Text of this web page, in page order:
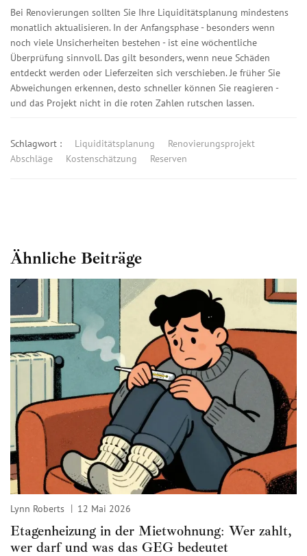
Bei Renovierungen sollten Sie Ihre Liquiditätsplanung mindestens
monatlich aktualisieren. In der Anfangsphase - besonders wenn
noch viele Unsicherheiten bestehen - ist eine wöchentliche
Überprüfung sinnvoll. Das gilt besonders, wenn neue Schäden
entdeckt werden oder Lieferzeiten sich verschieben. Je früher Sie
Abweichungen erkennen, desto schneller können Sie reagieren -
und das Projekt nicht in die roten Zahlen rutschen lassen.
Schlagwort : Liquiditätsplanung
Renovierungsprojekt
Abschläge
Kostenschätzung Reserven
Ähnliche Beiträge
Lynn Roberts 12 Mai 2026
Etagenheizung in der Mietwohnung: Wer zahlt,
wer darf und was das GEG bedeutet